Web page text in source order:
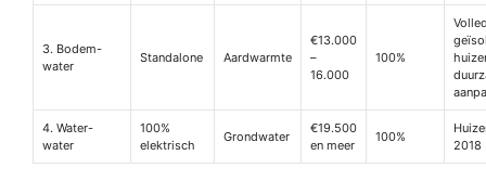
3. Bodem-
water
Standalone Aardwarmte
€13.000
–
16.000
100%
4. Water-
water
100%
elektrisch
Grondwater
€19.500
en meer
100%
2018